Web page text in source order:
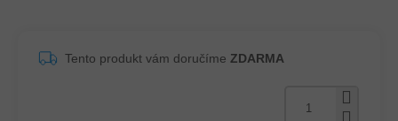
Tento produkt vám doručíme ZDARMA